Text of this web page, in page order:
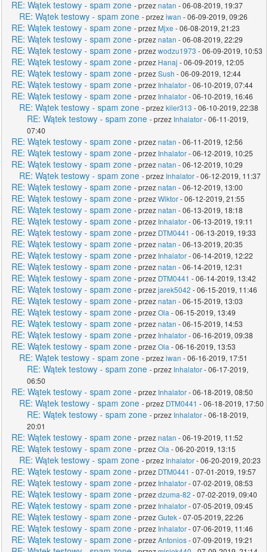
RE: Wątek testowy - spam zone - przeznatan - 06-08-2019, 19:37
RE: Wątek testowy - spam zone - przeziwan - 06-09-2019, 09:26
RE: Wątek testowy - spam zone - przez Mjxe - 06-08-2019, 21:23
RE: Wątek testowy - spam zone - przeznatan - 06-08-2019, 22:29
RE: Wątek testowy - spam zone - przezwodzu1973 - 06-09-2019, 10:53
RE: Wątek testowy - spam zone - przez Hanaj - 06-09-2019, 12:05
RE: Wątek testowy - spam zone - przezSush - 06-09-2019, 12:44
RE: Wątek testowy - spam zone - przez Inhalator- 06-10-2019, 07:44
RE: Wątek testowy - spam zone - przez Inhalator- 06-10-2019, 16:46
RE: Wątek testowy - spam zone - przezkiler313 - 06-10-2019, 22:38
RE: Wątek testowy - spam zone - przez Inhalator- 06-11-2019,
07:40
RE: Wątek testowy - spam zone - przeznatan - 06-11-2019, 12:56
RE: Wątek testowy - spam zone - przez Inhalator- 06-12-2019, 10:25
RE: Wątek testowy - spam zone - przeznatan - 06-12-2019, 10:29
RE: Wątek testowy - spam zone - przez Inhalator- 06-12-2019, 11:37
RE: Wątek testowy - spam zone - przeznatan - 06-12-2019, 13:00
RE: Wątek testowy - spam zone - przezWiktor- 06-12-2019, 21:55
RE: Wątek testowy - spam zone - przeznatan - 06-13-2019, 18:18
RE: Wątek testowy - spam zone - przez Inhalator- 06-13-2019, 19:11
RE: Wątek testowy - spam zone - przez DTM0441 - 06-13-2019, 19:33
RE: Wątek testowy - spam zone - przeznatan - 06-13-2019, 20:35
RE: Wątek testowy - spam zone - przez Inhalator- 06-14-2019, 12:22
RE: Wątek testowy - spam zone - przeznatan - 06-14-2019, 12:31
RE: Wątek testowy - spam zone - przez DTM0441 - 06-14-2019, 13:42
RE: Wątek testowy - spam zone - przezjarek5042 - 06-15-2019, 11:46
RE: Wątek testowy - spam zone - przeznatan - 06-15-2019, 13:03
RE: Wątek testowy - spam zone - przezOla- 06-15-2019, 13:49
RE: Wątek testowy - spam zone - przeznatan - 06-15-2019, 14:53
RE: Wątek testowy - spam zone - przez Inhalator- 06-16-2019, 09:38
RE: Wątek testowy - spam zone - przezOla- 06-16-2019, 13:53
RE: Wątek testowy - spam zone - przeziwan - 06-16-2019, 17:51
RE: Wątek testowy - spam zone - przez Inhalator- 06-17-2019,
06:50
RE: Wątek testowy - spam zone - przez Inhalator- 06-18-2019, 08:50
RE: Wątek testowy - spam zone - przez DTM0441 - 06-18-2019, 17:50
RE: Wątek testowy - spam zone - przez Inhalator- 06-18-2019,
20:01
RE: Wątek testowy - spam zone - przeznatan - 06-19-2019, 11:52
RE: Wątek testowy - spam zone - przezOla- 06-20-2019, 13:15
RE: Wątek testowy - spam zone - przez Inhalator- 06-20-2019, 20:23
RE: Wątek testowy - spam zone - przez DTM0441 - 07-01-2019, 19:57
RE: Wątek testowy - spam zone - przez Inhalator- 07-02-2019, 08:53
RE: Wątek testowy - spam zone - przezdzuma-82 - 07-02-2019, 09:40
RE: Wątek testowy - spam zone - przez Inhalator- 07-05-2019, 09:45
RE: Wątek testowy - spam zone - przezGutek- 07-05-2019, 22:26
RE: Wątek testowy - spam zone - przez Inhalator- 07-06-2019, 11:46
RE: Wątek testowy - spam zone - przezAntonios- 07-09-2019, 19:21